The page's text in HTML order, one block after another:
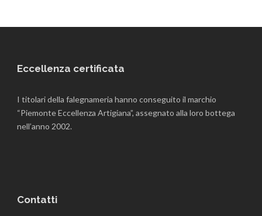
Eccellenza certificata
I titolari della falegnameria hanno conseguito il marchio
“Piemonte Eccellenza Artigiana”, assegnato alla loro bottega
nell’anno 2002.
Contatti